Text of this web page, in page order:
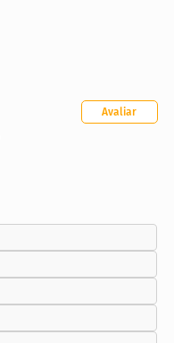
Avaliar